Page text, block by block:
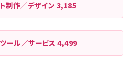
制作／デザイン 3,185
ール／サービス4,499